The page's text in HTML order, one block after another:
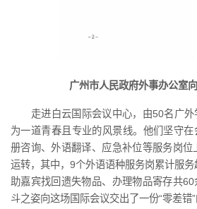
广州市人民政府外事办公室
走进白云国际会议中心，由50名广
为一道青春且专业的风景线。他们坚守
册咨询、外语翻译、应急补位等服务岗
运转，其中，9个外语语种服务岗累计服
助嘉宾找回遗失物品、办理物品寄存共
斗之姿向这场国际会议交出了一份“零差错